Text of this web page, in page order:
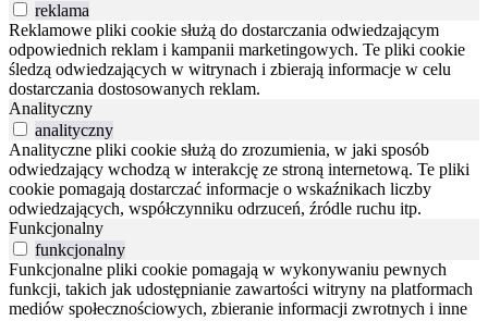
reklama
Reklamowe pliki cookie służą do dostarczania odwiedzającym
odpowiednich reklam i kampanii marketingowych. Te pliki cookie
śledzą odwiedzających w witrynach i zbierają informacje w celu
dostarczania dostosowanych reklam.
Analityczny
analityczny
Analityczne pliki cookie służą do zrozumienia, w jaki sposób
odwiedzający wchodzą w interakcję ze stroną internetową. Te pliki
cookie pomagają dostarczać informacje o wskaźnikach liczby
odwiedzających, współczynniku odrzuceń, źródle ruchu itp.
Funkcjonalny
funkcjonalny
Funkcjonalne pliki cookie pomagają w wykonywaniu pewnych
funkcji, takich jak udostępnianie zawartości witryny na platformach
mediów społecznościowych, zbieranie informacji zwrotnych i inne